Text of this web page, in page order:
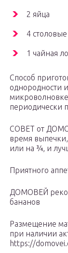
2 яйца
4
1 чайная
Способ
однородности
периодически
СОВЕТ от
время выпечки,
или на ¾, и
Приятного
ДОМОВЕЙ
бананов
Размещение
при наличии
https://